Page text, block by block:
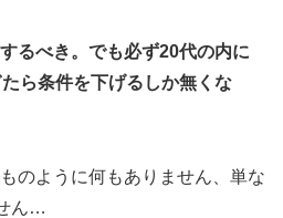
るべき。でも必ず20代の内に
ら条件を下げるしか無くな
のように何もありません、単な
ん…